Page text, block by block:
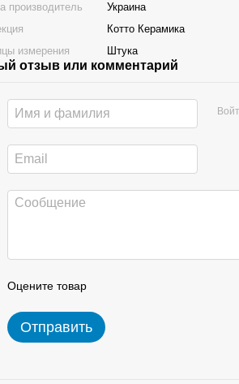
производитель
Украина
Котто Керамика
измерения
Штука
отзыв или комментарий
Оцените товар
Отправить